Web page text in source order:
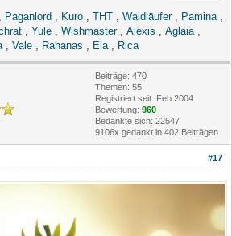
Paganlord Kuro THT Waldläufer, Pamina
Yule Wishmaster, Alexis Aglaia
Vale Rahanas Ela Rica
Beiträge: 470
Themen: 55
Registriert seit: Feb 2004
Bewertung: 960
Bedankte sich: 22547
9106x gedankt in 402 Beiträgen
#17